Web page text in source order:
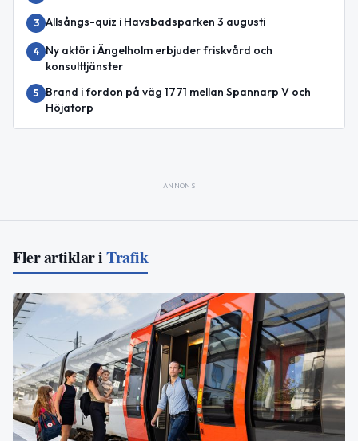
3 Allsångs-quiz i Havsbadsparken 3 augusti
4
Ny aktör i Ängelholm erbjuder friskvård och
konsulttjänster
5
Brand i fordon på väg 1771 mellan Spannarp V och
Höjatorp
ANNONS
Fler artiklar iTrafik